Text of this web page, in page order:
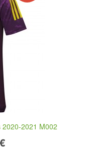
2021 M002